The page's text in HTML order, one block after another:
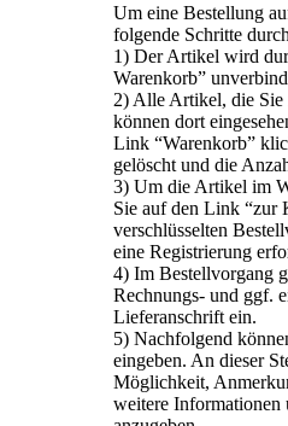
Um eine Bestellung
folgende Schritte
1) Der Artikel wird
Warenkorb”
2) Alle Artikel, die Sie
können dort
Link “Warenkorb”
gelöscht und die
3) Um die Artikel im
Sie auf den Link “zur
verschlüsselten
eine Registrierung
4) Im Bestellvorgang
Rechnungs- und ggf.
Lieferanschrift ein.
5) Nachfolgend
eingeben. An dieser
Möglichkeit,
weitere Informationen